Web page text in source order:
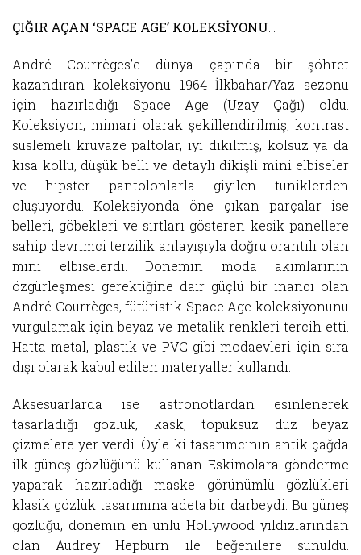
ÇIĞIR AÇAN ‘SPACE AGE’ KOLEKSİYONU
André Courrèges’e dünya çapında bir şöhret
kazandıran koleksiyonu 1964 İlkbahar/Yaz sezonu
için hazırladığı Space Age (Uzay Çağı) oldu.
Koleksiyon, mimari olarak şekillendirilmiş, kontrast
süslemeli kruvaze paltolar, iyi dikilmiş, kolsuz ya da
kısa kollu, düşük belli ve detaylı dikişli mini elbiseler
ve hipster pantolonlarla giyilen tuniklerden
oluşuyordu. Koleksiyonda öne çıkan parçalar ise
belleri, göbekleri ve sırtları gösteren kesik panellere
sahip devrimci terzilik anlayışıyla doğru orantılı olan
mini elbiselerdi. Dönemin moda akımlarının
özgürleşmesi gerektiğine dair güçlü bir inancı olan
André Courrèges, fütüristik Space Age koleksiyonunu
vurgulamak için beyaz ve metalik renkleri tercih etti.
Hatta metal, plastik ve PVC gibi modaevleri için sıra
dışı olarak kabul edilen materyaller kullandı.
Aksesuarlarda ise astronotlardan esinlenerek
tasarladığı gözlük, kask, topuksuz düz beyaz
çizmelere yer verdi. Öyle ki tasarımcının antik çağda
ilk güneş gözlüğünü kullanan Eskimolara gönderme
yaparak hazırladığı maske görünümlü gözlükleri
klasik gözlük tasarımına adeta bir darbeydi. Bu güneş
gözlüğü, dönemin en ünlü Hollywood yıldızlarından
olan Audrey Hepburn ile beğenilere sunuldu.